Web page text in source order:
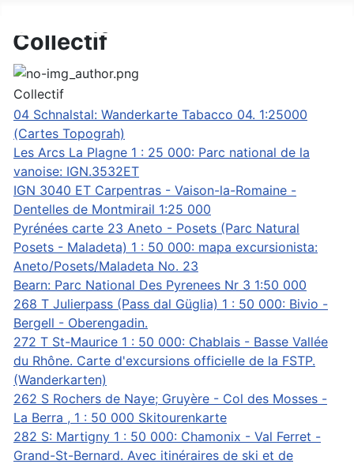
Collectif
Collectif
04 Schnalstal: Wanderkarte Tabacco 04. 1:25000
(Cartes Topograh)
Les Arcs La Plagne 1 : 25 000: Parc national de la
vanoise: IGN.3532ET
IGN 3040 ET Carpentras - Vaison-la-Romaine -
Dentelles de Montmirail 1:25 000
Pyrénées carte 23 Aneto - Posets (Parc Natural
Posets - Maladeta) 1 : 50 000: mapa excursionista:
Aneto/Posets/Maladeta No. 23
Bearn: Parc National Des Pyrenees Nr 3 1:50 000
268 T Julierpass (Pass dal Güglia) 1 : 50 000: Bivio -
Bergell - Oberengadin.
272 T St-Maurice 1 : 50 000: Chablais - Basse Vallée
du Rhône. Carte d'excursions officielle de la FSTP.
(Wanderkarten)
262 S Rochers de Naye; Gruyère - Col des Mosses -
La Berra , 1 : 50 000 Skitourenkarte
282 S: Martigny 1 : 50 000: Chamonix - Val Ferret -
Grand-St-Bernard. Avec itinéraires de ski et de